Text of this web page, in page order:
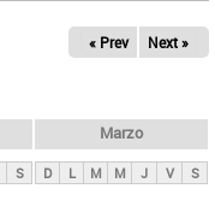
« Prev Next »
S
Marzo
D L M M J V S